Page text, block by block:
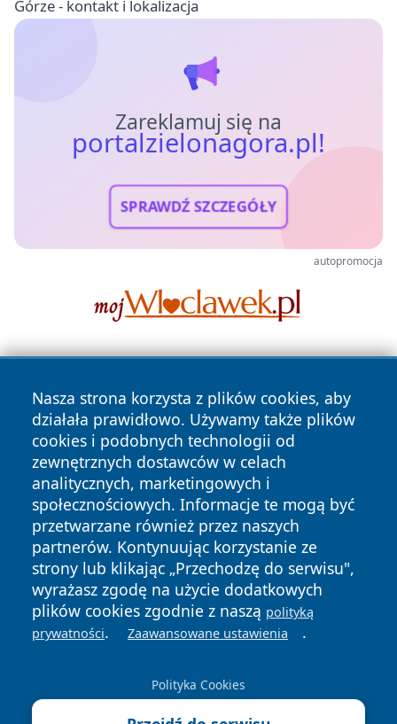
Górze - kontakt i lokalizacja
Zareklamuj się na
portalzielonagora.pl!
SPRAWDŹ SZCZEGÓŁY
autopromocja
Nasza strona korzysta z plików cookies, aby
działała prawidłowo. Używamy także plików
cookies i podobnych technologii od
zewnętrznych dostawców w celach
analitycznych, marketingowych i
społecznościowych. Informacje te mogą być
przetwarzane również przez naszych
partnerów. Kontynuując korzystanie ze
strony lub klikając „Przechodzę do serwisu",
wyrażasz zgodę na użycie dodatkowych
plików cookies zgodnie z naszą polityką
prywatności. Zaawansowane ustawienia .
Polityka Cookies
Copyright © 2026 portalzielonagora.pl Wszystkie prawa
zastrzeżone.
News Autorzy
Polityka
Prywatności
Polityka
Cookies